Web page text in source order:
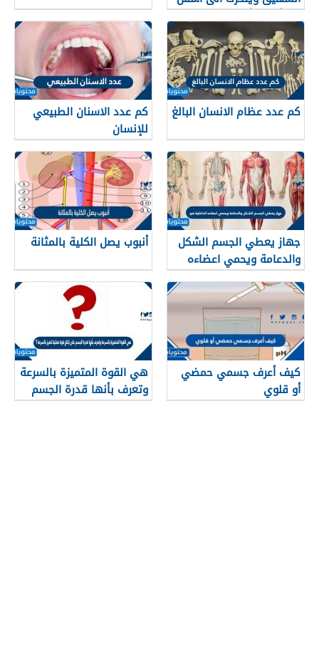
صح أم خطأ
كم عدد عظام الانسان البالغ
كم عدد الاسنان الطبيعي
للإنسان
جهاز يعطي الجسم الشكل
والدعامة ويحمي اعضاءه
الداخلية هو
أنبوب يصل الكلية بالمثانة
كيف أعرف جسمي حمضي
أو قلوي
هي القوة المتميزة بالسرعة
وتعرف بأنها قدرة الجسم
على إنتاج قوة عضلية تتميز